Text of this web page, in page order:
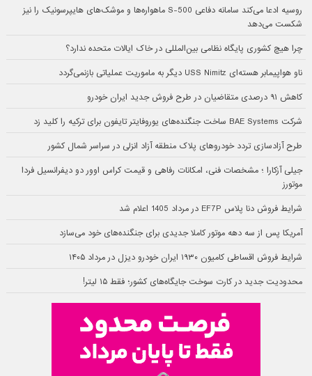
روسیه ادعا می‌کند سامانه دفاعی S-500 ماهواره‌ها و موشک‌های هایپرسونیک را نیز
شکست می‌دهد
چرا هیچ کشوری پایگاه نظامی بین‌المللی در خاک ایالات متحده ندارد؟
ناو هواپیمابر هسته‌ای USS Nimitz دیگر به ماموریت عملیاتی بازنمی‌گردد
کاهش ۹۱ درصدی متقاضیان در طرح فروش جدید ایران خودرو
شرکت BAE Systems ساخت جنگنده‌های یوروفایتر تایفون برای ترکیه را کلید زد
طرح آزادسازی تردد خودروهای پلاک منطقه آزاد انزلی در سراسر شمال کشور
جیلی آزکارا ؛ مشخصات فنی، امکانات رفاهی و قیمت کراس اوور دو دیفرانسیل فردا
موتورز
شرایط فروش دنا پلاس EF7P در مرداد 1405 اعلام شد
آمریکا پس از سه دهه موتور کاملا جدیدی برای جنگنده‌های خود می‌سازد
شرایط فروش اقساطی کامیون ۱۹۳۰ ایران خودرو دیزل در مرداد ۱۴۰۵
محدودیت جدید در کارت سوخت جایگاه‌های کشور؛ فقط ۱۵ لیتر!